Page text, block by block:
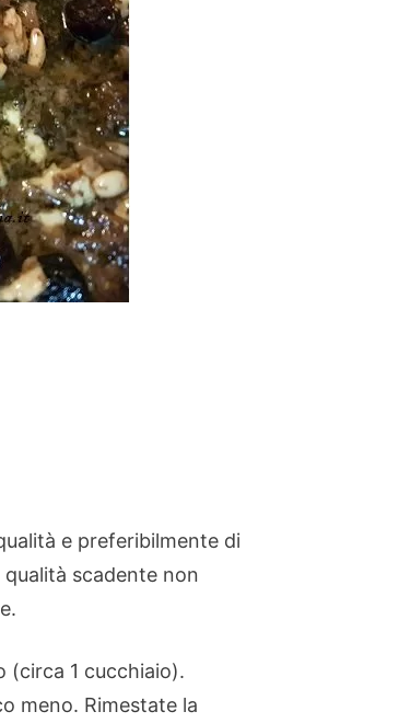
e preferibilmente di
scadente non
(circa 1 cucchiaio).
meno. Rimestate la